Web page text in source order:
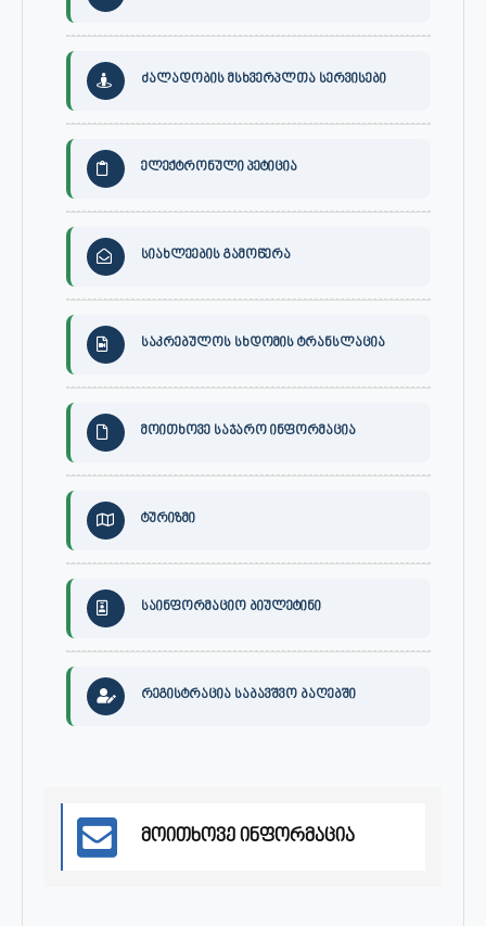
ძალადობის მსხვერპლთა სერვისები
ელექტრონული პეტიცია
სიახლეების გამოწერა
საკრებულოს სხდომის ტრანსლაცია
მოითხოვე საჯარო ინფორმაცია
ტურიზმი
საინფორმაციო ბიულეტინი
რეგისტრაცია საბავშვო ბაღებში
მოითხოვე ინფორმაცია